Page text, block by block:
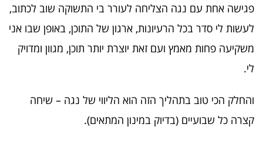
פגישה אחת עם נגה הצליחה לעורר בי התשוקה שוב לכתוב,
לעשות לי סדר בכל הרעיונות, ארגון של התוכן, באופן שבו אני
משקיעה פחות מאמץ ועם זאת יוצרת יותר תוכן, מגוון ומדויק
לי.
והחלק הכי טוב בתהליך הזה הוא הליווי של נגה – שיחה
קצרה כל שבועיים (בדיוק במינון המתאים).